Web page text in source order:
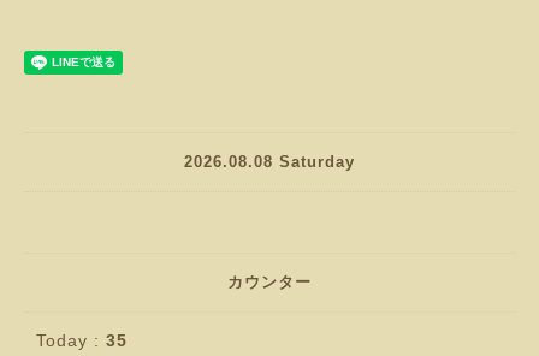
2026.08.08 Saturday
カウンター
Today : 35